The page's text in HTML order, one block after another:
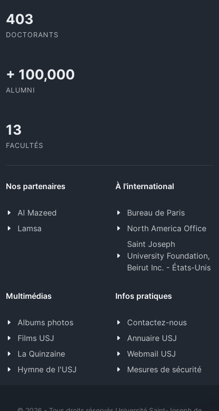
437
DOCTORANTS
+ 100,000
ALUMNI
13
FACULTÉS
Nos partenaires
Al Mazeed
Lamsa
À l'international
Bureau de Paris
North America Office
Saint Joseph
University Foundation,
Beirut Inc. - États-Unis
Multimédias
Albums photos
Films USJ
La Quinzaine
Hymne de l'USJ
Infos pratiques
Contactez-nous
Annuaire USJ
Webmail USJ
Mesures de sécurité